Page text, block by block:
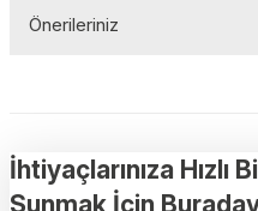
Önerileriniz
Görüş ve önerileriniz için
İhtiyaçlarınıza Hızlı
Sunmak İçin